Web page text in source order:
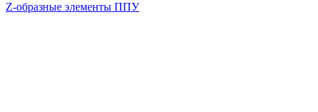
Z-образные элементы ППУ